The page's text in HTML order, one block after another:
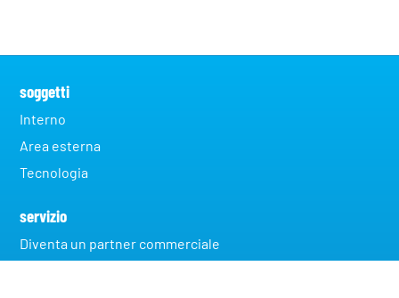
soggetti
Interno
Area esterna
Tecnologia
servizio
Diventa un partner commerciale